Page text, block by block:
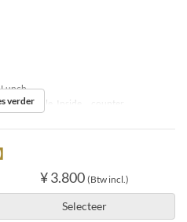
Lunch
table, Inside counter
verder
¥ 3.800 (Btw incl.)
Selecteer